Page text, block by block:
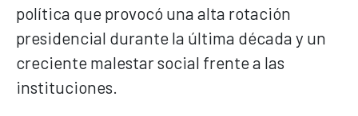
política que provocó una alta rotación
presidencial durante la última década y un
creciente malestar social frente a las
instituciones.